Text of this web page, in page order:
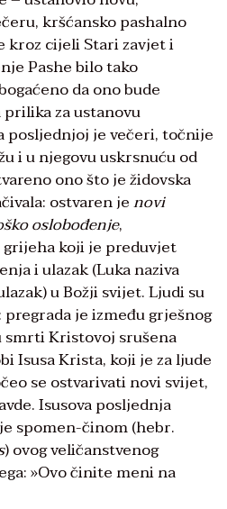
kršćansko pashalno
kroz cijeli Stari zavjet i
Pashe bilo tako
da ono bude
za ustanovu
posljednjoj je večeri, točnije
i u njegovu uskrsnuću od
ono što je židovska
ostvaren jenovi
oslobođenje,
koji je preduvjet
i ulazak (Luka naziva
u Božji svijet. Ljudi su
pregrada je između grješnog
smrti Kristovoj srušena
Isusa Krista, koji je za ljude
se ostvarivati novi svijet,
Isusova posljednja
spomen-činom (hebr.
) ovog veličanstvenog
»Ovo činite meni na